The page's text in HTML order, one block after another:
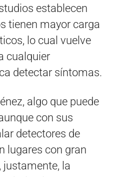
establecen
tienen mayor carga
lo cual vuelve
cualquier
detectar síntomas.
algo que puede
con sus
detectores de
lugares con gran
justamente, la